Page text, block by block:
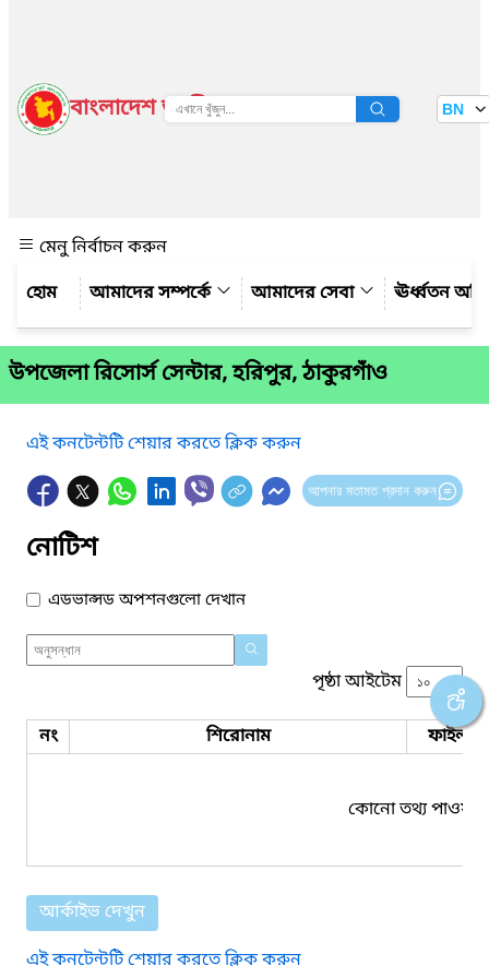
বাংলাদেশ জাতীয় তথ্য বাতায়ন BN
মেনু নির্বাচন করুন
আমাদের সম্পর্কে
আমাদের সেবা ঊর্ধ্বতন
উপজেলা রিসোর্স সেন্টার, হরিপুর, ঠাকুরগাঁও
এই কনটেন্টটি শেয়ার করতে ক্লিক করুন
আপনার মতামত প্রদান করুন
নোটিশ
এডভান্সড অপশনগুলো দেখান
পৃষ্ঠা আইটেম
নং শিরোনাম ফাইল
কোনো তথ্য পাওয়া
আর্কাইভ দেখুন
এই কনটেন্টটি শেয়ার করতে ক্লিক করুন